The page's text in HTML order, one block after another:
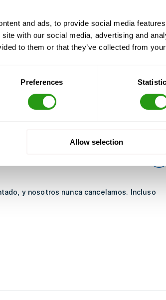
and ads, to provide social media
with our social media, advertising and
to them or that they’ve collected from
Preferences
Allow selection
y nosotros nunca cancelamos. Incluso